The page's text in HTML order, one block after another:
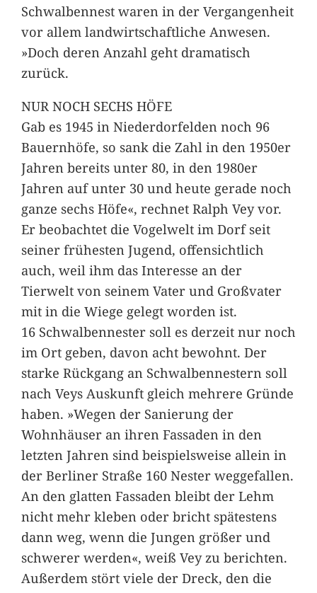
Schwalbennest waren in der Vergangenheit
vor allem landwirtschaftliche Anwesen.
»Doch deren Anzahl geht dramatisch
zurück.
NUR NOCH SECHS HÖFE
Gab es 1945 in Niederdorfelden noch 96
Bauernhöfe, so sank die Zahl in den 1950er
Jahren bereits unter 80, in den 1980er
Jahren auf unter 30 und heute gerade noch
ganze sechs Höfe«, rechnet Ralph Vey vor.
Er beobachtet die Vogelwelt im Dorf seit
seiner frühesten Jugend, offensichtlich
auch, weil ihm das Interesse an der
Tierwelt von seinem Vater und Großvater
mit in die Wiege gelegt worden ist.
16 Schwalbennester soll es derzeit nur noch
im Ort geben, davon acht bewohnt. Der
starke Rückgang an Schwalbennestern soll
nach Veys Auskunft gleich mehrere Gründe
haben. »Wegen der Sanierung der
Wohnhäuser an ihren Fassaden in den
letzten Jahren sind beispielsweise allein in
der Berliner Straße 160 Nester weggefallen.
An den glatten Fassaden bleibt der Lehm
nicht mehr kleben oder bricht spätestens
dann weg, wenn die Jungen größer und
schwerer werden«, weiß Vey zu berichten.
Außerdem stört viele der Dreck, den die